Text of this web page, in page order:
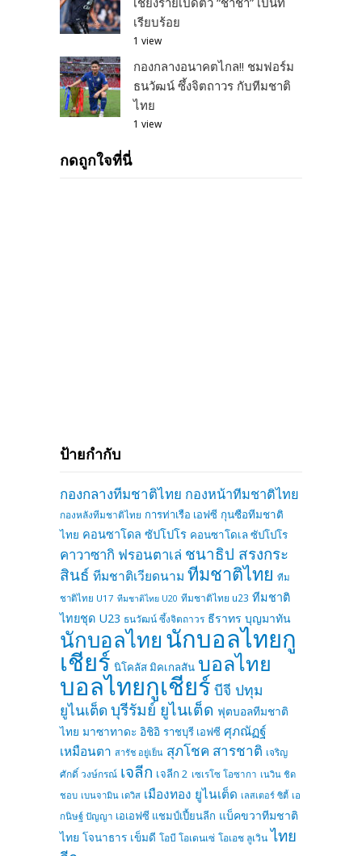
เรียบร้อย
1 view
กองกลางอนาคตไกล!! ชมฟอร์ม
ธนวัฒน์ ซึ้งจิตถาวร กับทีมชาติ
ไทย
1 view
กดถูกใจที่นี่
ป้ายกำกับ
กองกลางทีมชาติไทย กองหน้าทีมชาติไทย
กองหลังทีมชาติไทย การท่าเรือ เอฟซี กุนซือทีมชาติ
ไทย คอนซาโดล ซัปโปโร คอนซาโดเล ซัปโปโร
คาวาซากิ ฟรอนตาเล่ ชนาธิป สรงกระ
สินธ์ ทีมชาติเวียดนาม ทีมชาติไทย ทีม
ชาติไทย U17 ทีมชาติไทย U20 ทีมชาติไทย u23 ทีมชาติ
ไทยชุด U23 ธนวัฒน์ ซึ้งจิตถาวร ธีราทร บุญมาทัน
นักบอลไทยนักบอลไทยกู
เชียร์ นิโคลัส มิคเกลสัน บอลไทย
บอลไทยกูเชียร์ บีจี ปทุม
ยูไนเต็ด บุรีรัมย์ ยูไนเต็ด ฟุตบอลทีมชาติ
ไทย มาซาทาดะ อิชิอิ ราชบุรี เอฟซี ศุภณัฏฐ์
เหมือนตา สารัช อยู่เย็น สุภโชค สารชาติ เจริญ
ศักดิ์ วงษ์กรณ์ เจลีก เจลีก 2 เซเรโซ โอซากา เนวิน ชิด
ชอบ เบนจามิน เดวิส เมืองทอง ยูไนเต็ด เลสเตอร์ ซิตี้ เอ
กนิษฐ์ ปัญญา เอเอฟซี แชมป์เปี้ยนลีก แบ็คขวาทีมชาติ
ไทย โจนาธาร เข็มดี โอบี โอเดนเซ่ โอเอช ลูเวิน ไทย